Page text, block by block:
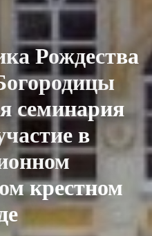
Рождества
семинария
в
крестном